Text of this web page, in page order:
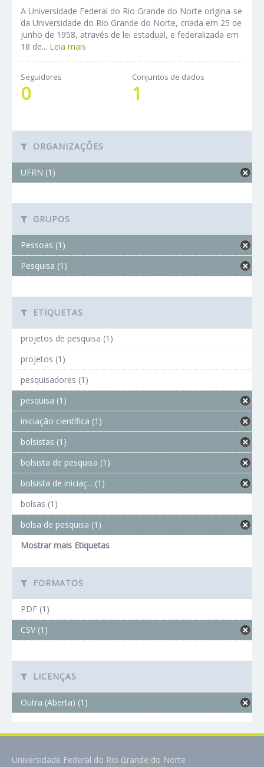
A Universidade Federal do Rio Grande do Norte origina-se
da Universidade do Rio Grande do Norte, criada em 25 de
junho de 1958, através de lei estadual, e federalizada em
18 de... Leia mais
Seguidores
0
Conjuntos de dados
1
ORGANIZAÇÕES
UFRN (1)
GRUPOS
Pessoas (1)
Pesquisa (1)
ETIQUETAS
projetos de pesquisa (1)
projetos (1)
pesquisadores (1)
pesquisa (1)
iniciação científica (1)
bolsistas (1)
bolsista de pesquisa (1)
bolsista de iniciaç... (1)
bolsas (1)
bolsa de pesquisa (1)
Mostrar mais Etiquetas
FORMATOS
PDF (1)
CSV (1)
LICENÇAS
Outra (Aberta) (1)
Universidade Federal do Rio Grande do Norte